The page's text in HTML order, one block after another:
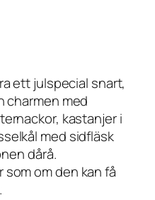
ett julspecial snart,
charmen med
kastanjer i
med sidfläsk
dårå.
om den kan få